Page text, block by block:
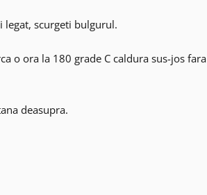
legat, scurgeti bulgurul.
o ora la 180 grade C caldura sus-jos fara
deasupra.